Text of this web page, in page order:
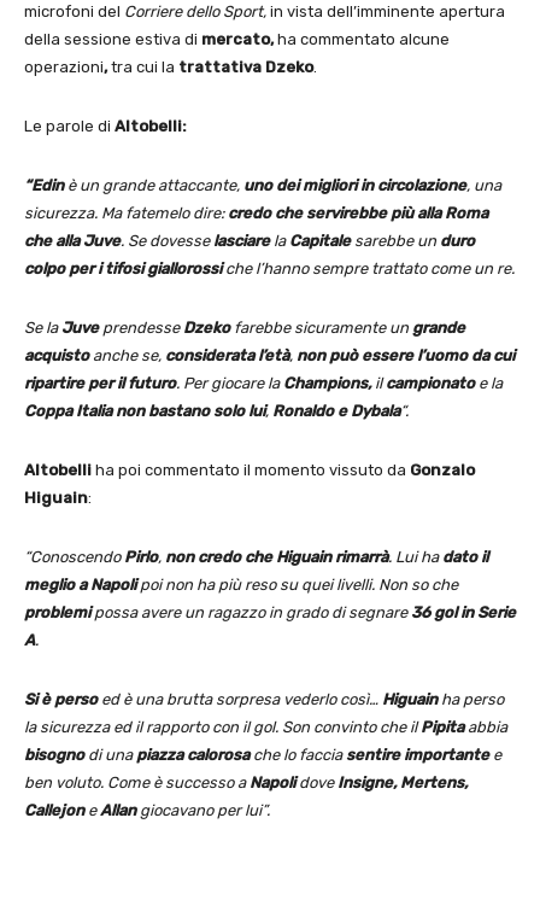
microfoni del Corriere dello Sport, in vista dell’imminente apertura
della sessione estiva di mercato,ha commentato alcune
operazioni,tra cui la trattativa Dzeko.
Le parole di Altobelli:
“Edinè un grande attaccante, uno dei migliori in circolazione, una
sicurezza. Ma fatemelo dire: credo che servirebbe più alla Roma
che alla Juve. Se dovesse lasciarela Capitalesarebbe un duro
colpo per i tifosi giallorossiche l’hanno sempre trattato come un re.
Se la Juveprendesse Dzekofarebbe sicuramente un grande
acquistoanche se, considerata l’età, non può essere l’uomo da cui
ripartire per il futuro. Per giocare la Champions,ilcampionatoe la
Coppa Italia non bastano solo lui, Ronaldo e Dybala“.
Altobelli ha poi commentato il momento vissuto da Gonzalo
Higuain:
“Conoscendo Pirlo, non credo che Higuain rimarrà. Lui ha dato il
meglio a Napolipoi non ha più reso su quei livelli. Non so che
problemipossa avere un ragazzo in grado di segnare 36 gol in Serie
A.
Si è persoed è una brutta sorpresa vederlo così… Higuainha perso
la sicurezza ed il rapporto con il gol. Son convinto che ilPipitaabbia
bisognodi una piazza calorosache lo faccia sentire importantee
ben voluto. Come è successo a Napolidove Insigne, Mertens,
CallejoneAllangiocavano per lui”.